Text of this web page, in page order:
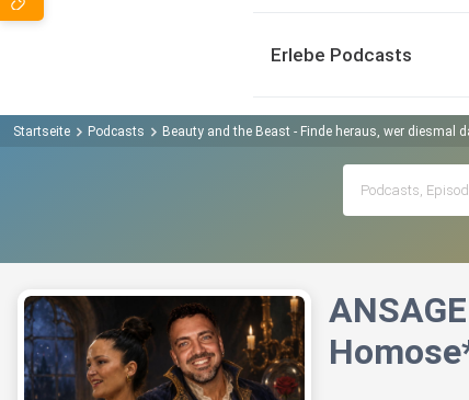
Erlebe Podcasts
Startseite Podcasts Beauty and the Beast - Finde heraus, wer diesmal